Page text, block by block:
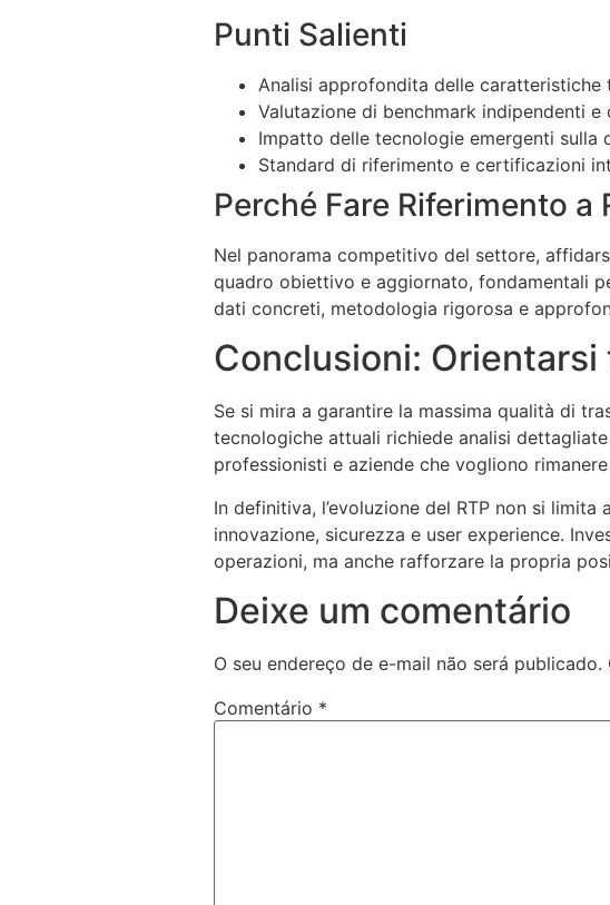
Punti Salienti
Analisi approfondita delle caratteristiche
Valutazione di benchmark indipendenti e
Impatto delle tecnologie emergenti sulla
Standard di riferimento e certificazioni
Perché Fare Riferimento
Nel panorama competitivo del settore,
quadro obiettivo e aggiornato, fondamentali
dati concreti, metodologia rigorosa e
Conclusioni:
Se si mira a garantire la massima qualità di
tecnologiche attuali richiede analisi
professionisti e aziende che vogliono
In definitiva, l’evoluzione del RTP non si
innovazione, sicurezza e user experience.
operazioni, ma anche rafforzare la propria
Deixe um comentário
O seu endereço de e-mail não será publicado.
Comentário *